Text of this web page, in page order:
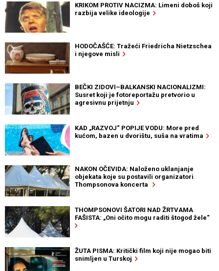
KRIKOM PROTIV NACIZMA: Limeni doboš koji
razbija velike ideologije
HODOČAŠĆE: Tražeći Friedricha Nietzschea
i njegove misli
BEČKI ZIDOVI–BALKANSKI NACIONALIZMI:
Susret koji je fotoreportažu pretvorio u
agresivnu prijetnju
KAD „RAZVOJ“ POPIJE VODU: More pred
kućom, bazen u dvorištu, suša na vratima
NAKON OČEVIDA: Naloženo uklanjanje
objekata koje su postavili organizatori
Thompsonova koncerta
THOMPSONOVI ŠATORI NAD ŽRTVAMA
FAŠISTA: „Oni očito mogu raditi štogod žele“
ŽUTA PISMA: Kritički film koji nije mogao biti
snimljen u Turskoj